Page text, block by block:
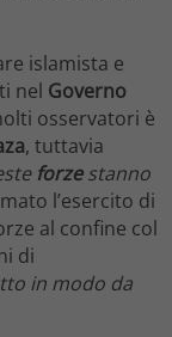
islamista e
nel Governo
osservatori è
, tuttavia
forzestanno
l’esercito di
al confine col
di
in modo da